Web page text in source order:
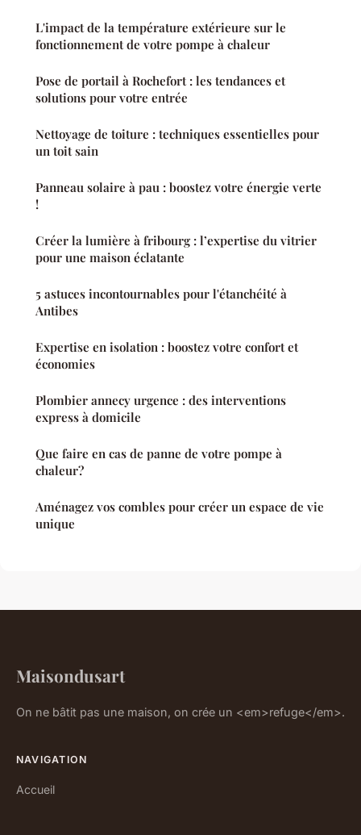
L'impact de la température extérieure sur le
fonctionnement de votre pompe à chaleur
Pose de portail à Rochefort : les tendances et
solutions pour votre entrée
Nettoyage de toiture : techniques essentielles pour
un toit sain
Panneau solaire à pau : boostez votre énergie verte
!
Créer la lumière à fribourg : l’expertise du vitrier
pour une maison éclatante
5 astuces incontournables pour l'étanchéité à
Antibes
Expertise en isolation : boostez votre confort et
économies
Plombier annecy urgence : des interventions
express à domicile
Que faire en cas de panne de votre pompe à
chaleur?
Aménagez vos combles pour créer un espace de vie
unique
Maisondusart
On ne bâtit pas une maison, on crée un <em>refuge</em>.
NAVIGATION
Accueil